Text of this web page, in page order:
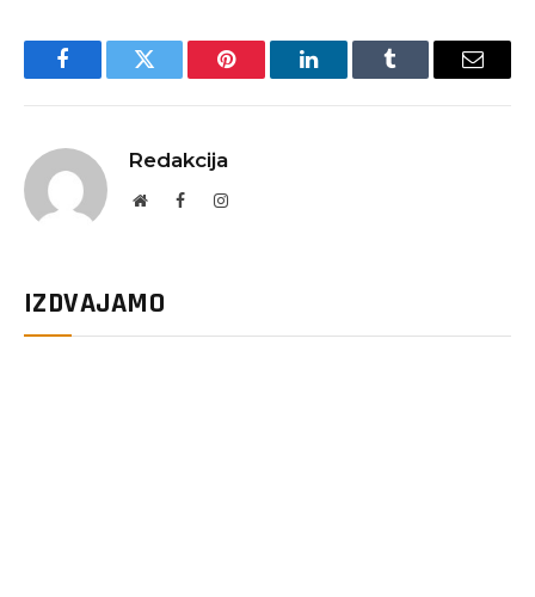
FacebookTwitter Pinterest LinkedInTumblr Email
Redakcija
WebsiteFacebookInstagram
IZDVAJAMO